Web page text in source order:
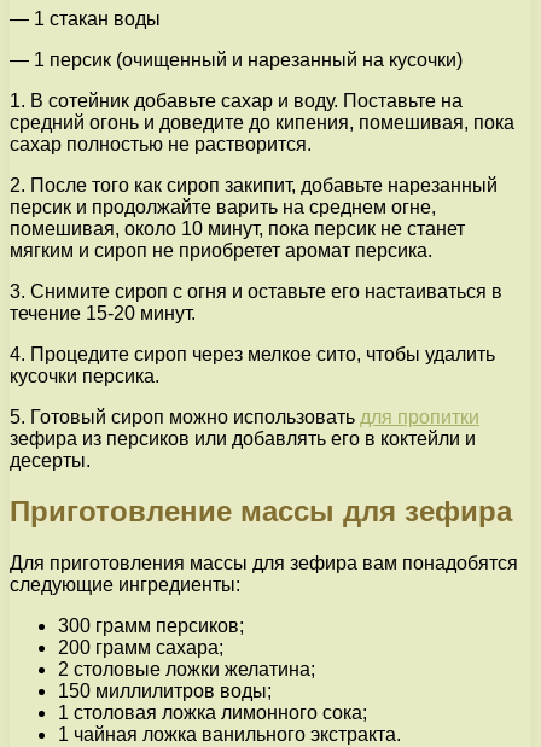
— 1 стакан воды
— 1 персик (очищенный и нарезанный на кусочки)
1. В сотейник добавьте сахар и воду. Поставьте на
средний огонь и доведите до кипения, помешивая, пока
сахар полностью не растворится.
2. После того как сироп закипит, добавьте нарезанный
персик и продолжайте варить на среднем огне,
помешивая, около 10 минут, пока персик не станет
мягким и сироп не приобретет аромат персика.
3. Снимите сироп с огня и оставьте его настаиваться в
течение 15-20 минут.
4. Процедите сироп через мелкое сито, чтобы удалить
кусочки персика.
5. Готовый сироп можно использовать для пропитки
зефира из персиков или добавлять его в коктейли и
десерты.
Приготовление массы для зефира
Для приготовления массы для зефира вам понадобятся
следующие ингредиенты:
300 грамм персиков;
200 грамм сахара;
2 столовые ложки желатина;
150 миллилитров воды;
1 столовая ложка лимонного сока;
1 чайная ложка ванильного экстракта.